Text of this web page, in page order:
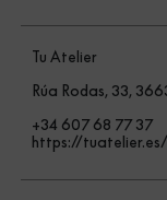
Tu Atelier
Rúa Rodas, 33,
+34 607 68 77 37
https://tuatelier.es/